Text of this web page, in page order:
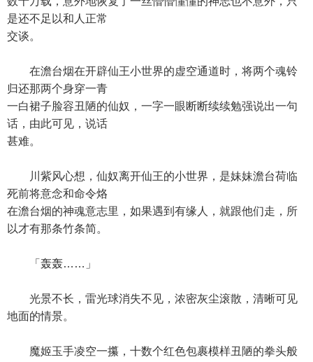
是还不足以和人正常
交谈。
在澹台烟在开辟仙王小世界的虚空通道时，将两个魂铃
归还那两个身穿一青
一白裙子脸容丑陋的仙奴，一字一眼断断续续勉强说出一句
话，由此可见，说话
甚难。
川紫风心想，仙奴离开仙王的小世界，是妹妹澹台荷临
死前将意念和命令烙
在澹台烟的神魂意志里，如果遇到有缘人，就跟他们走，所
以才有那条竹条简。
「轰轰……」
光景不长，雷光球消失不见，浓密灰尘滚散，清晰可见
地面的情景。
魔姬玉手凌空一攥，十数个红色包裹模样丑陋的拳头般